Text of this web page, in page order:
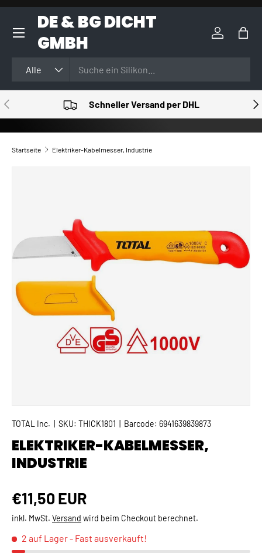
DIREKT ZUM INHALT
DE & BG DICHT
GMBH
Alle
Einloggen
VORHERIGE Schneller Versand per DHL
Startseite Elektriker-Kabelmesser, Industrie
TOTAL Inc. SKU: THICK1801 Barcode: 6941639839873
ELEKTRIKER-KABELMESSER,
INDUSTRIE
Normaler Preis
€11,50 EUR
inkl. MwSt. Versand wird beim Checkout berechnet.
2 auf Lager- Fast ausverkauft!